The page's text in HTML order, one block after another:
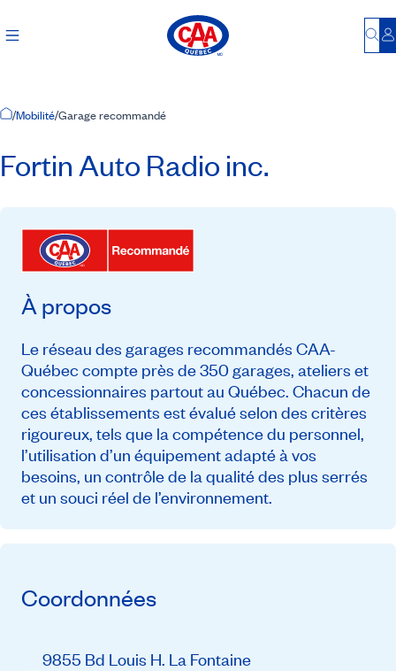
Accueil
/Mobilité/Garage recommandé
Fortin Auto Radio inc.
À propos
Le réseau des garages recommandés CAA-
Québec compte près de 350 garages, ateliers et
concessionnaires partout au Québec. Chacun de
ces établissements est évalué selon des critères
rigoureux, tels que la compétence du personnel,
l’utilisation d’un équipement adapté à vos
besoins, un contrôle de la qualité des plus serrés
et un souci réel de l’environnement.
Coordonnées
9855 Bd Louis H. La Fontaine